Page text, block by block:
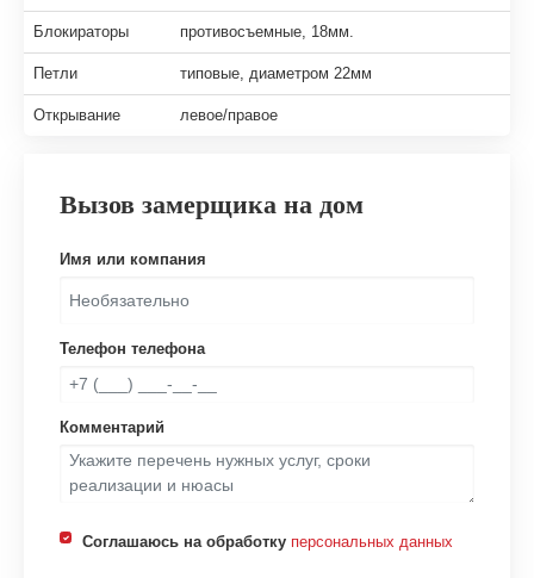
Блокираторы противосъемные, 18мм.
Петли типовые, диаметром 22мм
Открывание левое/правое
Вызов замерщика на дом
Имя или компания
Телефон телефона
Комментарий
Соглашаюсь на обработку персональных данных